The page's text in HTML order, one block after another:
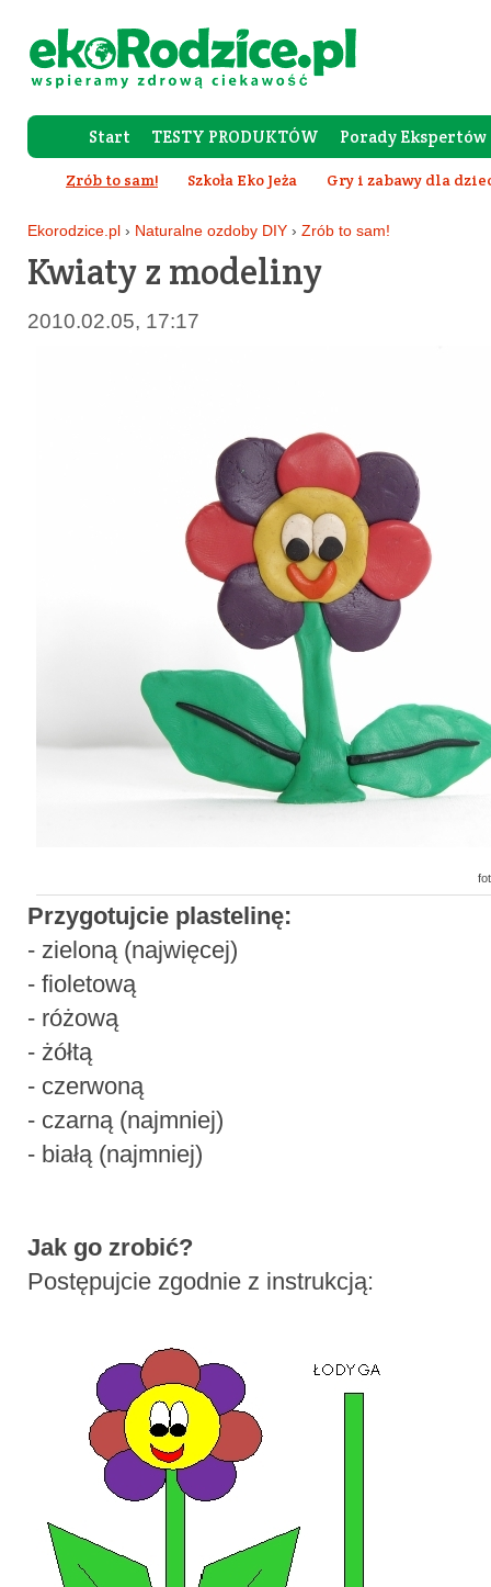
Start TESTY PRODUKTÓW Porady Ekspertów
Forum
Zrób to sam! Szkoła Eko Jeża Gry i zabawy dla
Ekorodzice.pl › Naturalne ozdoby DIY › Zrób to sam!
Kwiaty z modeliny
2010.02.05, 17:17
Przygotujcie plastelinę:
- zieloną (najwięcej)
- fioletową
- różową
- żółtą
- czerwoną
- czarną (najmniej)
- białą (najmniej)
Jak go zrobić?
Postępujcie zgodnie z instrukcją: